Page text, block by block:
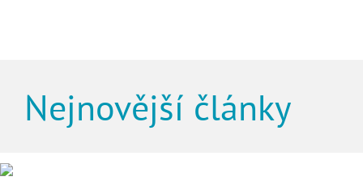
Nejnovější články